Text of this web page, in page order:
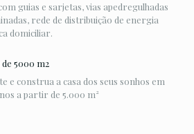
guias e sarjetas, vias apedregulhadas
rede de distribuição de energia
domiciliar.
5000 m2
e construa a casa dos seus sonhos em
a partir de 5.000 m²